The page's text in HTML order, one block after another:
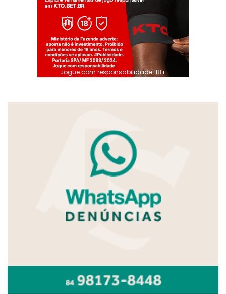
Jogue com responsabilidade. 18+